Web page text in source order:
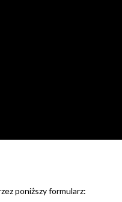
poniższy formularz: